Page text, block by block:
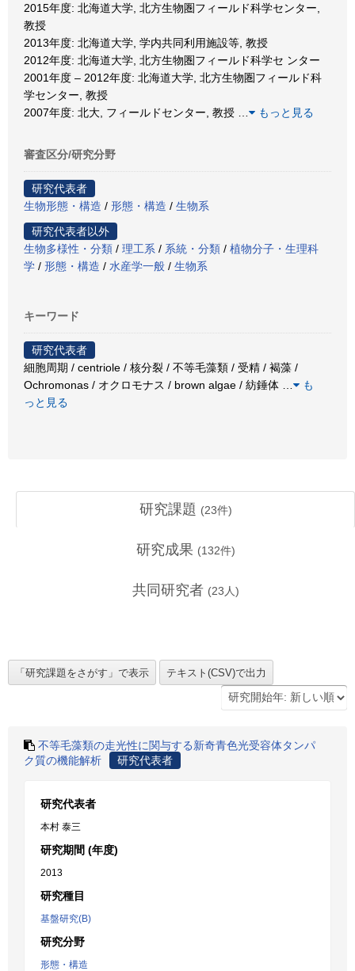
2015年度: 北海道大学, 北方生物圏フィールド科学センター,
教授
2013年度: 北海道大学, 学内共同利用施設等, 教授
2012年度: 北海道大学, 北方生物圏フィールド科学セ ンター
2001年度 – 2012年度: 北海道大学, 北方生物圏フィールド科
学センター, 教授
2007年度: 北大, フィールドセンター, 教授
もっと見る
審査区分/研究分野
研究代表者
生物形態・構造 / 形態・構造 / 生物系
研究代表者以外
生物多様性・分類 / 理工系 / 系統・分類 / 植物分子・生理科
学 / 形態・構造 / 水産学一般 / 生物系
キーワード
研究代表者
細胞周期 / centriole / 核分裂 / 不等毛藻類 / 受精 / 褐藻 /
Ochromonas / オクロモナス / brown algae / 紡錘体
も
っと見る
研究課題 (23件)
研究成果 (132件)
共同研究者 (23 人)
不等毛藻類の走光性に関与する新奇青色光受容体タンパ
ク質の機能解析
研究代表者
研究代表者
本村 泰三
研究期間 (年度)
2013
研究種目
基盤研究(B)
研究分野
形態・構造